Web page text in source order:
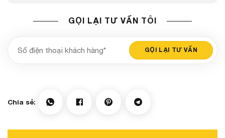
GỌI LẠI TƯ VẤN TÔI